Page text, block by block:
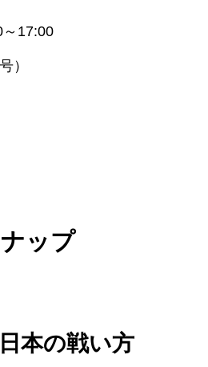
17:00
）
ップ
本の戦い方